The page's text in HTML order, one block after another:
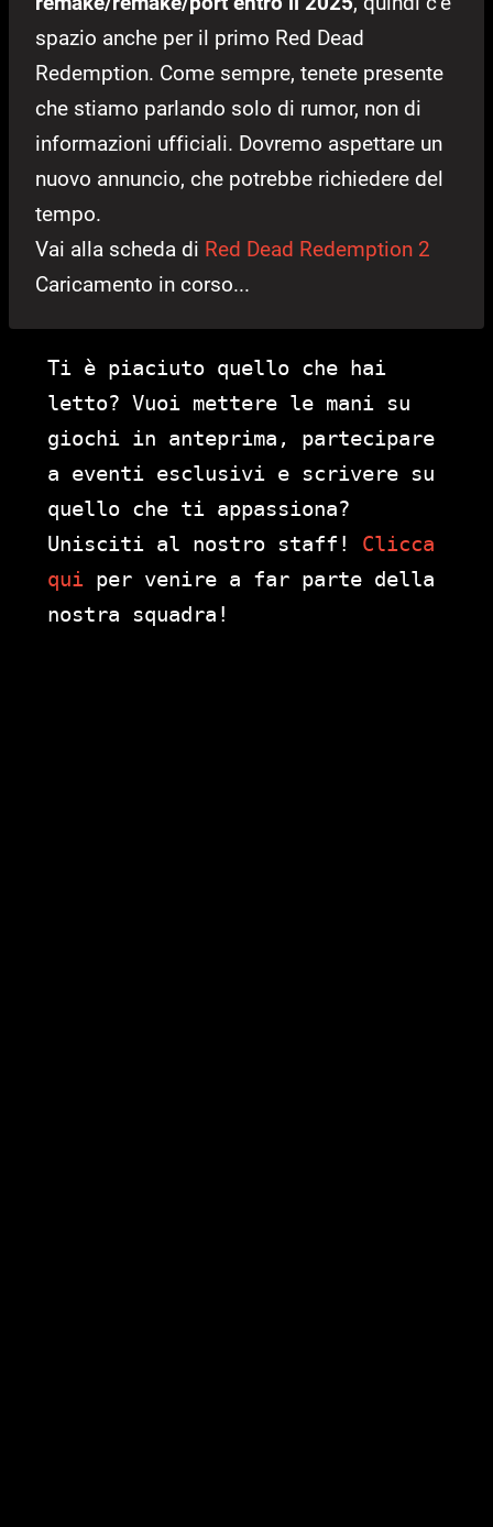
spazio anche per il primo Red Dead
Redemption. Come sempre, tenete presente
che stiamo parlando solo di rumor, non di
informazioni ufficiali. Dovremo aspettare un
nuovo annuncio, che potrebbe richiedere del
tempo.
Vai alla scheda di Red Dead Redemption 2
Caricamento in corso...
Ti è piaciuto quello che hai
letto? Vuoi mettere le mani su
giochi in anteprima, partecipare
a eventi esclusivi e scrivere su
quello che ti appassiona?
Unisciti al nostro staff! Clicca
qui per venire a far parte della
nostra squadra!